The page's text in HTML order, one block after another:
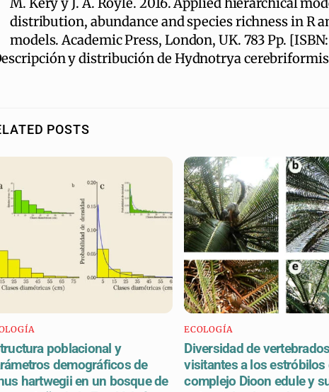
M. Kéry y J. A. Royle. 2016. Applied hierarchical
distribution, abundance and species richness in R
models. Academic Press, London, UK. 783 Pp.
y distribución de Hydnotrya cerebriformis
POSTS
poblacional y
demográficos de
hartwegii en un bosque de
ECOLOGÍA
Diversidad de vertebrados
visitantes a los estróbilos
complejo Dioon edule y